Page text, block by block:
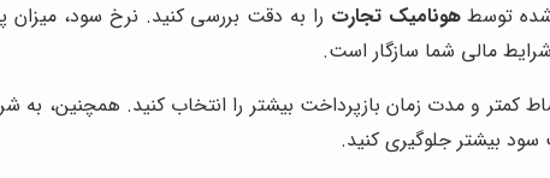
شده توسطهونامیک تجارت را به دقت بررسی کنید. نرخ سود،
مالی شما سازگار است.
کمتر و مدت زمان بازپرداخت بیشتر را انتخاب کنید. همچنین، به
سود بیشتر جلوگیری کنید.